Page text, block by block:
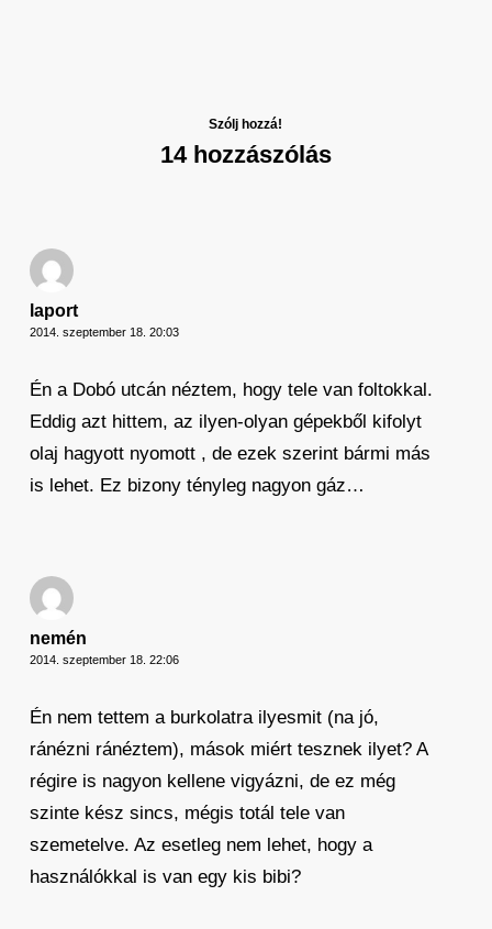
Szólj hozzá!
14 hozzászólás
laport
2014. szeptember 18. 20:03
Én a Dobó utcán néztem, hogy tele van foltokkal.
Eddig azt hittem, az ilyen-olyan gépekből kifolyt
olaj hagyott nyomott , de ezek szerint bármi más
is lehet. Ez bizony tényleg nagyon gáz…
nemén
2014. szeptember 18. 22:06
Én nem tettem a burkolatra ilyesmit (na jó,
ránézni ránéztem), mások miért tesznek ilyet? A
régire is nagyon kellene vigyázni, de ez még
szinte kész sincs, mégis totál tele van
szemetelve. Az esetleg nem lehet, hogy a
használókkal is van egy kis bibi?